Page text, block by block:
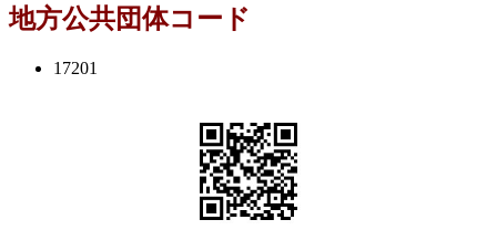
地方公共団体コード
17201